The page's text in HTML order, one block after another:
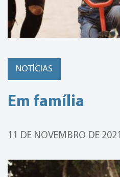
NOTÍCIAS
Em família
11 DE NOVEMBRO DE 2021